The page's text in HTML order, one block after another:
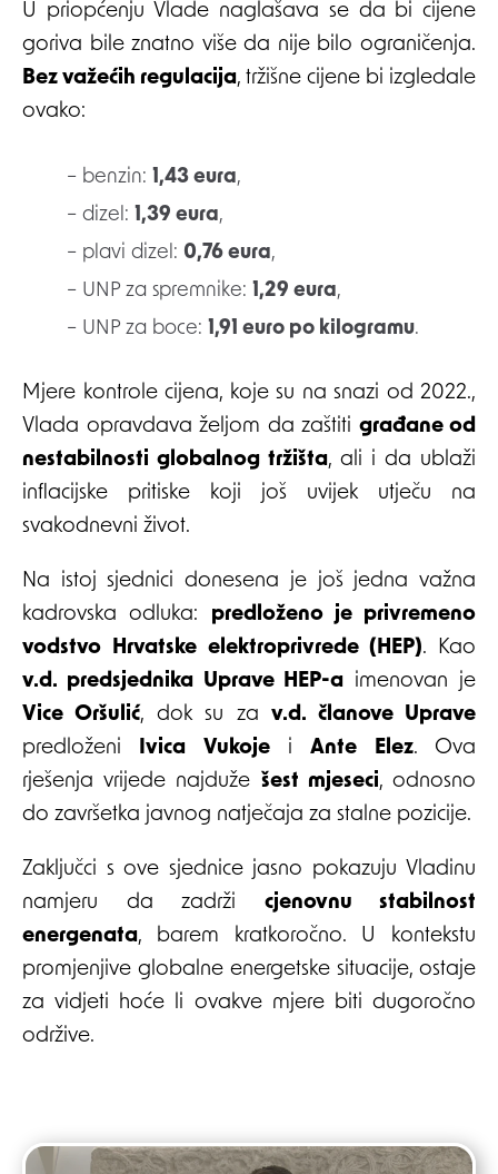
U priopćenju Vlade naglašava se da bi cijene
goriva bile znatno više da nije bilo ograničenja.
Bez važećih regulacija, tržišne cijene bi izgledale
ovako:
– benzin: 1,43 eura,
– dizel: 1,39 eura,
– plavi dizel: 0,76 eura,
– UNP za spremnike: 1,29 eura,
– UNP za boce: 1,91 euro po kilogramu.
Mjere kontrole cijena, koje su na snazi od 2022.,
Vlada opravdava željom da zaštiti građane od
nestabilnosti globalnog tržišta, ali i da ublaži
inflacijske pritiske koji još uvijek utječu na
svakodnevni život.
Na istoj sjednici donesena je još jedna važna
kadrovska odluka: predloženo je privremeno
vodstvo Hrvatske elektroprivrede (HEP). Kao
v.d. predsjednika Uprave HEP-a imenovan je
Vice Oršulić, dok su zav.d. članove Uprave
predloženi Ivica VukojeiAnte Elez. Ova
rješenja vrijede najduže šest mjeseci, odnosno
do završetka javnog natječaja za stalne pozicije.
Zaključci s ove sjednice jasno pokazuju Vladinu
namjeru da zadrži cjenovnu stabilnost
energenata, barem kratkoročno. U kontekstu
promjenjive globalne energetske situacije, ostaje
za vidjeti hoće li ovakve mjere biti dugoročno
održive.
Post